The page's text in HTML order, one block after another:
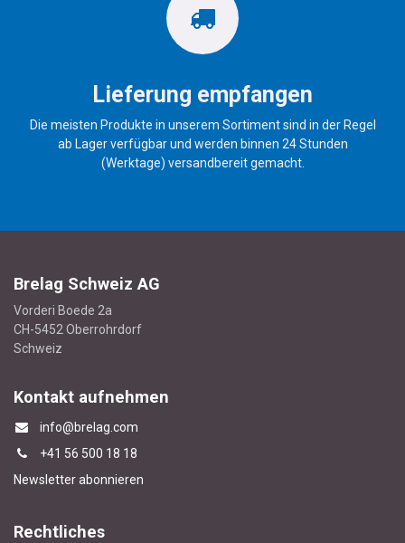
Lieferung empfangen
Die meisten Produkte in unserem Sortiment sind in der Regel
ab Lager verfügbar und werden binnen 24 Stunden
(Werktage) versandbereit gemacht.
Brelag Schweiz AG
Vorderi Boede 2a
CH-5452 Oberrohrdorf
Schweiz
Kontakt aufnehmen
info@brelag.com
+41 56 500 18 18
Newsletter abonnieren
Rechtliches